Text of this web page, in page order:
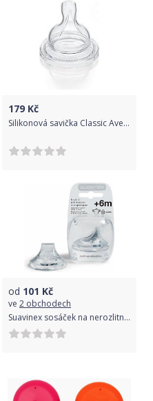
179 Kč
Silikonová savička Classic Avent - 1 otvor
od 101 Kč
ve 2 obchodech
Suavinex sosáček na nerozlitný hrneček silikon bílá